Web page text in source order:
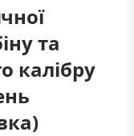
та
калібру